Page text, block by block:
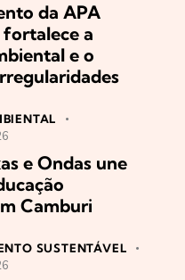
da APA
fortalece a
e o
e Ondas une
Camburi
SUSTENTÁVEL